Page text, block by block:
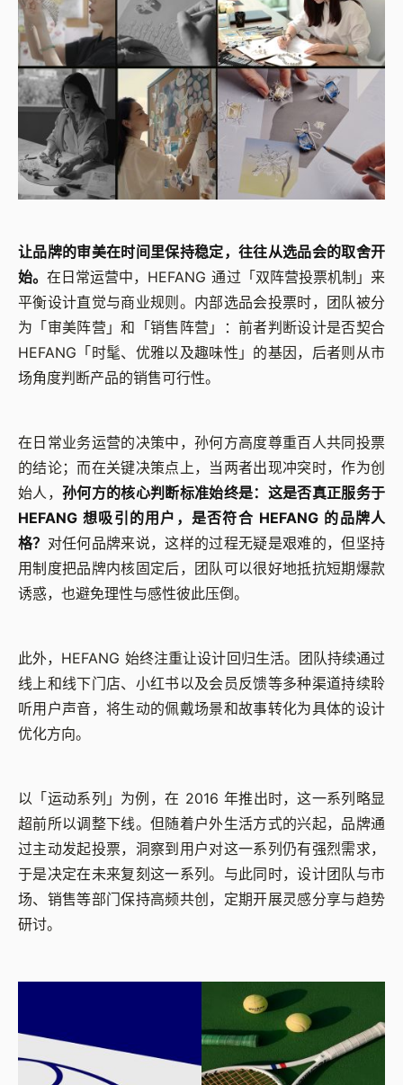
让品牌的审美在时间里保持稳定，往往从选品会的取舍开
始。在日常运营中，HEFANG 通过「双阵营投票机制」来
平衡设计直觉与商业规则。内部选品会投票时，团队被分
为「审美阵营」和「销售阵营」：前者判断设计是否契合
HEFANG「时髦、优雅以及趣味性」的基因，后者则从市
场角度判断产品的销售可行性。
在日常业务运营的决策中，孙何方高度尊重百人共同投票
的结论；而在关键决策点上，当两者出现冲突时，作为创
始人， 孙何方的核心判断标准始终是：这是否真正服务于
HEFANG 想吸引的用户，是否符合 HEFANG 的品牌人
格？ 对任何品牌来说，这样的过程无疑是艰难的，但坚持
用制度把品牌内核固定后，团队可以很好地抵抗短期爆款
诱惑，也避免理性与感性彼此压倒。
此外，HEFANG 始终注重让设计回归生活。团队持续通过
线上和线下门店、小红书以及会员反馈等多种渠道持续聆
听用户声音，将生动的佩戴场景和故事转化为具体的设计
优化方向。
以「运动系列」为例，在 2016 年推出时，这一系列略显
超前所以调整下线。但随着户外生活方式的兴起，品牌通
过主动发起投票，洞察到用户对这一系列仍有强烈需求，
于是决定在未来复刻这一系列。与此同时，设计团队与市
场、销售等部门保持高频共创，定期开展灵感分享与趋势
研讨。